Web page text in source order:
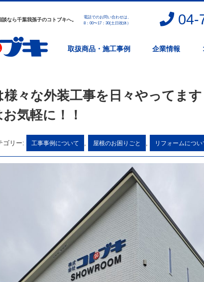
なら千葉我孫子のコトブキへ。
電話でのお問い合わせは、
8：00〜17：30(土日祝休）
04-
取扱商品・施工事例 企業情報
様々な外装工事を日々やってま
気軽に！！
ゴリー: 工事事例について , 屋根のお困りごと , リフォームについ